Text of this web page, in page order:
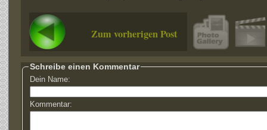
Zum vorherigen Post
Schreibe einen Kommentar
Dein Name:
Kommentar: